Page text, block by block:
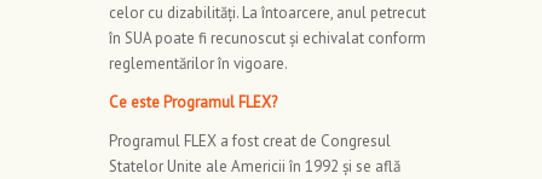
celor cu dizabilități. La întoarcere, anul petrecut
în SUA poate fi recunoscut și echivalat conform
reglementărilor în vigoare.
Ce este Programul FLEX?
Programul FLEX a fost creat de Congresul
Statelor Unite ale Americii în 1992 și se află